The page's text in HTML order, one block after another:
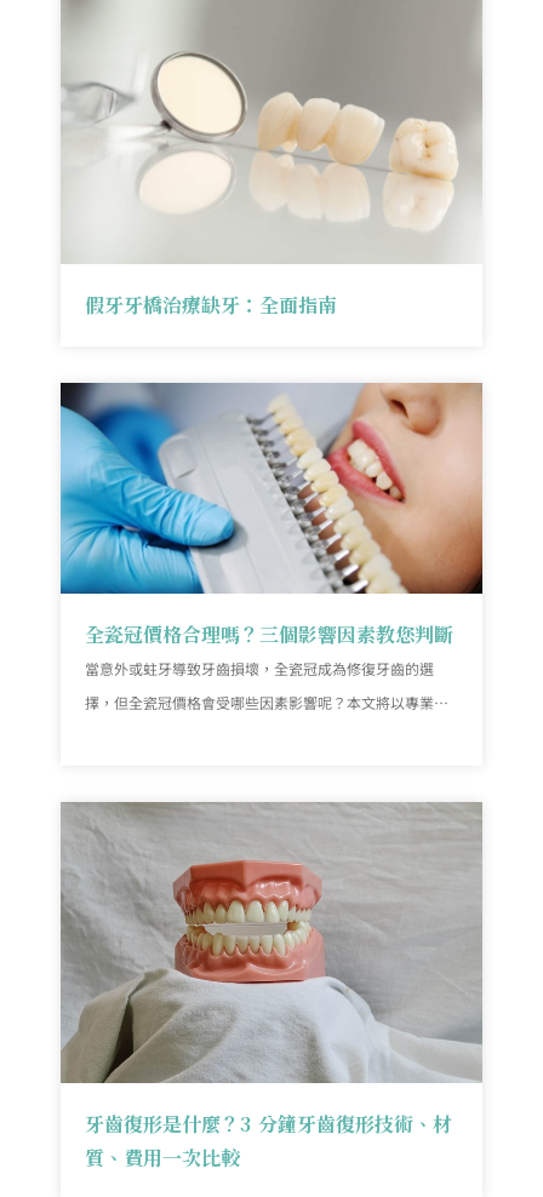
假牙牙橋治療缺牙：全面指南
全瓷冠價格合理嗎？三個影響因素教您判斷
當意外或蛀牙導致牙齒損壞，全瓷冠成為修復牙齒的選
擇，但全瓷冠價格會受哪些因素影響呢？本文將以專業角
牙齒復形是什麼？3 分鐘牙齒復形技術、材
質、費用一次比較